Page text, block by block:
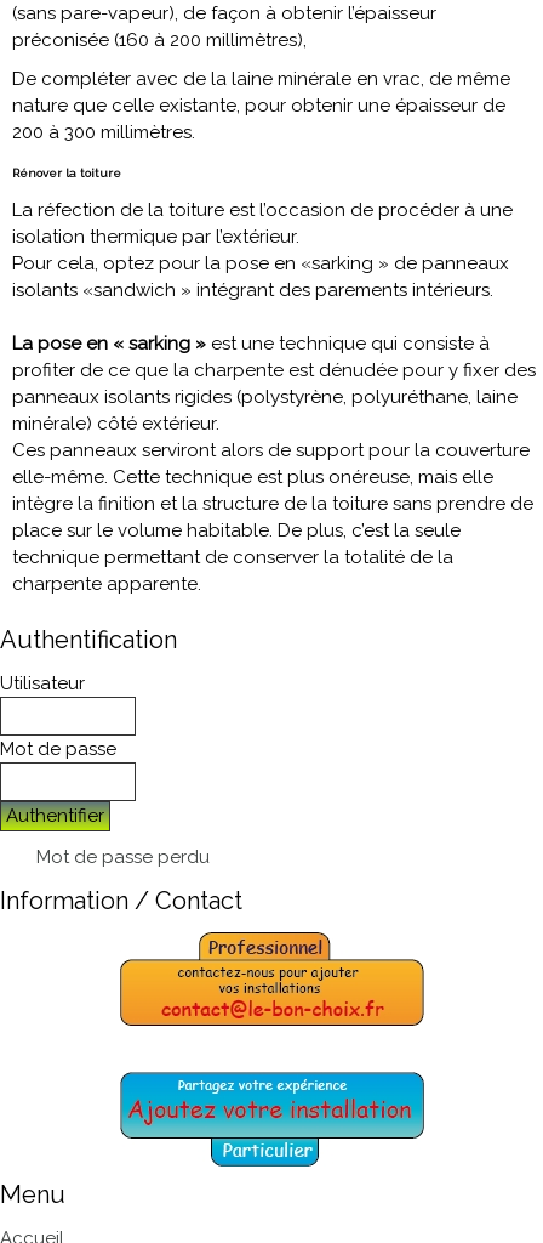
(sans pare-vapeur), de façon à obtenir l’épaisseur
préconisée (160 à 200 millimètres),
De compléter avec de la laine minérale en vrac, de même
nature que celle existante, pour obtenir une épaisseur de
200 à 300 millimètres.
Rénover la toiture
La réfection de la toiture est l’occasion de procéder à une
isolation thermique par l’extérieur.
Pour cela, optez pour la pose en «sarking » de panneaux
isolants «sandwich » intégrant des parements intérieurs.
La pose en « sarking » est une technique qui consiste à
profiter de ce que la charpente est dénudée pour y fixer des
panneaux isolants rigides (polystyrène, polyuréthane, laine
minérale) côté extérieur.
Ces panneaux serviront alors de support pour la couverture
elle-même. Cette technique est plus onéreuse, mais elle
intègre la finition et la structure de la toiture sans prendre de
place sur le volume habitable. De plus, c’est la seule
technique permettant de conserver la totalité de la
charpente apparente.
Authentification
Utilisateur
Mot de passe
Authentifier
Mot de passe perdu
Information / Contact
Menu
Accueil